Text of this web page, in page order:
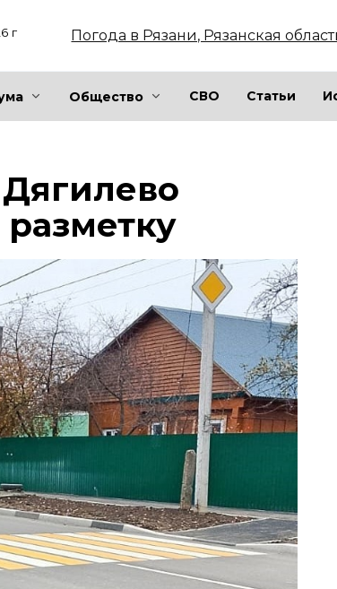
г Погода в Рязани, Рязанская
Общество СВО Статьи